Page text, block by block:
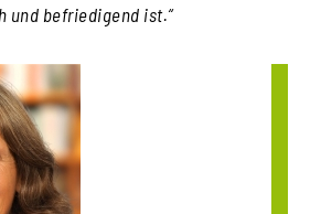
und befriedigend ist.“